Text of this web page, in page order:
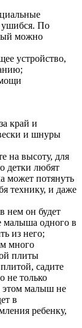
ушибся. По
можно
устройство,
край и
и шнуры
на высоту, для
детки любят
может потянуть
технику, и даже
нем он будет
малыша одного в
из него;
много
плиты
садите
не только
этом малыш не
в
ребенку,